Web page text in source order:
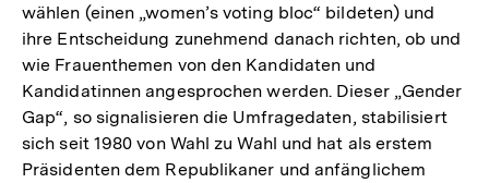
wählen (einen „women’s voting bloc“ bildeten) und
ihre Entscheidung zunehmend danach richten, ob und
wie Frauenthemen von den Kandidaten und
Kandidatinnen angesprochen werden. Dieser „Gender
Gap“, so signalisieren die Umfragedaten, stabilisiert
sich seit 1980 von Wahl zu Wahl und hat als erstem
Präsidenten dem Republikaner und anfänglichem